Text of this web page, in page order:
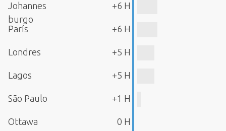
Johannes
burgo
+6 H
París +6 H
Londres +5 H
Lagos +5 H
São Paulo +1 H
Ottawa 0 H